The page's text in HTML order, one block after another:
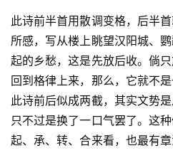
此诗前半首用散调变格，后半
所感，写从楼上眺望汉阳城、
起的乡愁，这是先放后收。倘
回到格律上来，那么，它就不
此诗前后似成两截，其实文势
只不过是换了一口气罢了。这
起、承、转、合来看，也最有